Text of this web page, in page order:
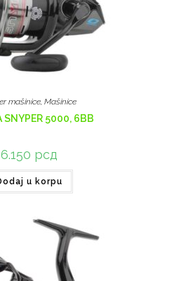
mašinice, Mašinice
SNYPER 5000, 6BB
6.150 рсд
u korpu